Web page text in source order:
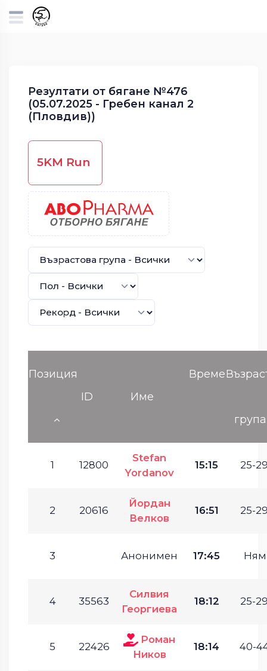
Резултати от бягане №476
(05.07.2025 - Гребен канал 2
(Пловдив))
5KM Run
Позиция
ID
Име
Време
група
1 12800
Stefan
Yordanov
15:15 25-
2 20616
Йордан
Велков
16:51 25-
3 Анонимен 17:45
4 35563
Силвия
Георгиева
18:12 25-
5 22426
Роман
Ников
18:14 40-